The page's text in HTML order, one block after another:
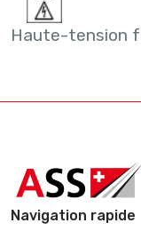
Haute-tension
Navigation rapide